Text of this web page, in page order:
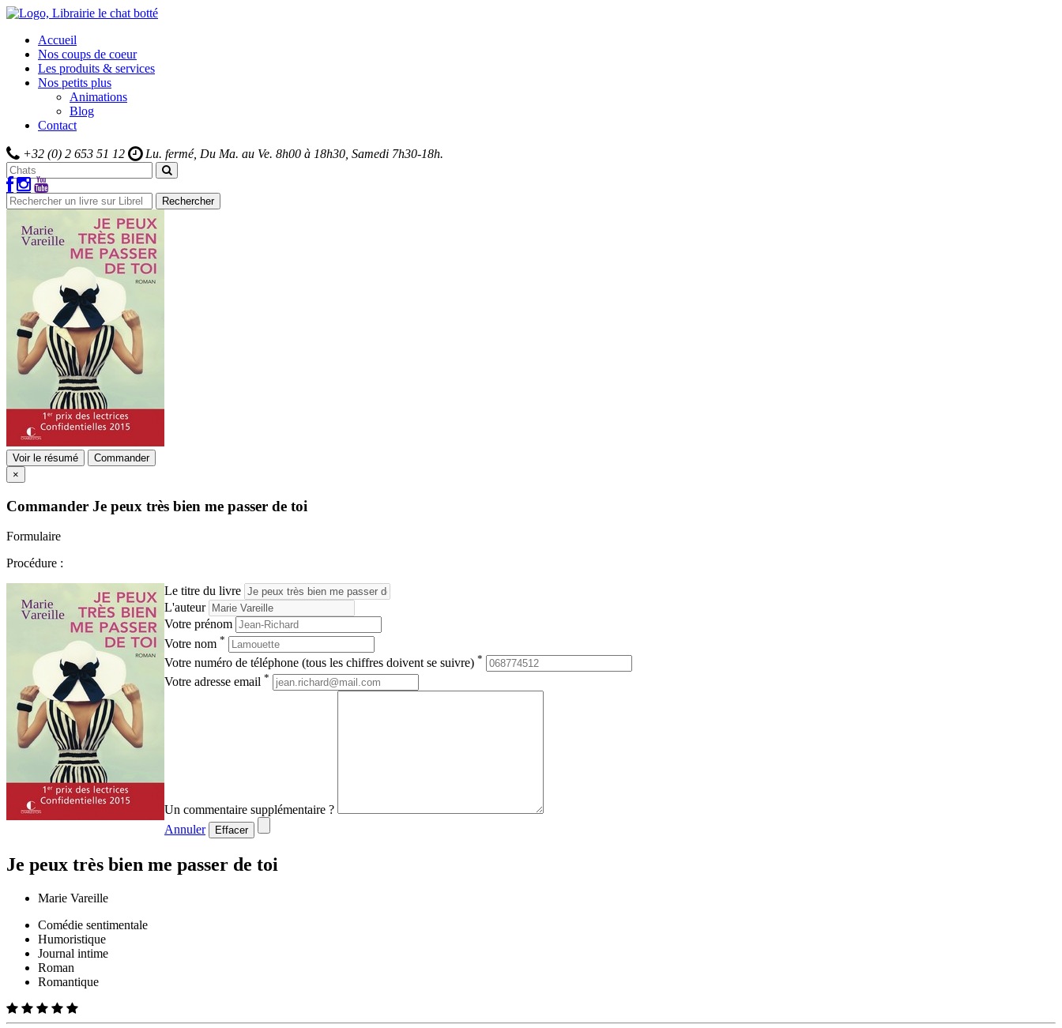
Accueil
Nos coups de coeur
Les produits & services
Nos petits plus
Animations
Blog
Contact
+32 (0) 2 653 51 12 Lu. fermé, Du Ma. au Ve. 8h00 à 18h30, Samedi 7h30-18h.
Rechercher
Voir le résumé
Commander
×
Commander Je peux très bien me passer de toi
Formulaire
Procédure :
Le titre du livre
L'auteur
Votre prénom
Votre nom *
Votre numéro de téléphone (tous les chiffres doivent se suivre) *
Votre adresse email *
Un commentaire supplémentaire ?
Annuler
Effacer
Je peux très bien me passer de toi
Marie Vareille
Comédie sentimentale
Humoristique
Journal intime
Roman
Romantique